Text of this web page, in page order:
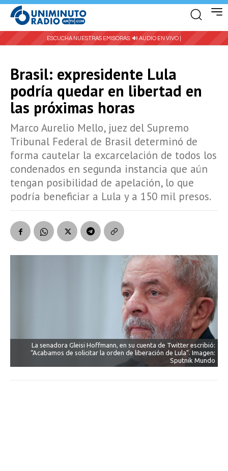
ESCUCHA NUESTRAS EMISORAS: 🔊 AUDIO EN VIVO |
Brasil: expresidente Lula
podría quedar en libertad en
las próximas horas
Marco Aurelio Mello, juez del Supremo
Tribunal Federal de Brasil determinó de
forma cautelar la excarcelación de todos los
condenados en segunda instancia que aún
tengan posibilidad de apelación, lo que
podría beneficiar a Lula y a 150 mil presos.
La senadora Gleisi Hoffmann, en su cuenta de Twitter escribió:
“Acabamos de solicitar la orden de liberación de Lula". Imagen:
Sputnik Mundo